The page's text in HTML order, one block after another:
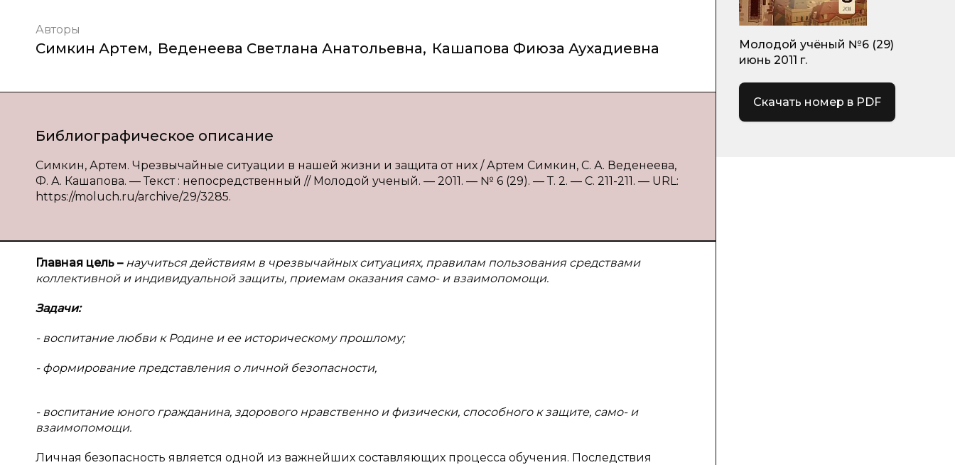
Авторы
Симкин Артем, Веденеева Светлана Анатольевна, Кашапова Фиюза Аухадиевна
Библиографическое описание
Симкин, Артем. Чрезвычайные ситуации в нашей жизни и защита от них / Артем Симкин, С. А. Веденеева,
Ф. А. Кашапова. — Текст : непосредственный // Молодой ученый. — 2011. — № 6 (29). — Т. 2. — С. 211-211. — URL:
https://moluch.ru/archive/29/3285.
Главная цель – научиться действиям в чрезвычайных ситуациях, правилам пользования средствами
коллективной и индивидуальной защиты, приемам оказания само- и взаимопомощи.
Задачи:
- воспитание любви к Родине и ее историческому прошлому;
- формирование представления о личной безопасности,
- воспитание юного гражданина, здорового нравственно и физически, способного к защите, само- и
взаимопомощи.
Личная безопасность является одной из важнейших составляющих процесса обучения. Последствия
Молодой учёный №6 (29)
июнь 2011 г.
Скачать номер в PDF